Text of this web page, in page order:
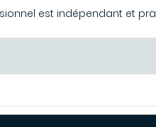
est indépendant et